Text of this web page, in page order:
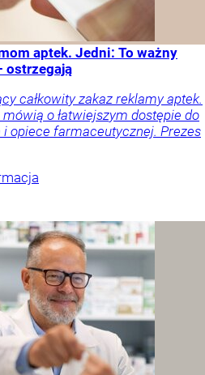
aptek. Jedni: To ważny
ostrzegają
całkowity zakaz reklamy aptek.
o łatwiejszym dostępie do
opiece farmaceutycznej. Prezes